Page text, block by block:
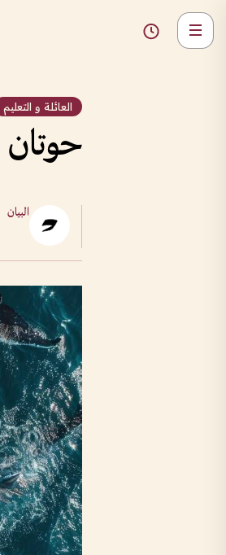
العائلة و التعليم
حوتان أحدبان
البيان